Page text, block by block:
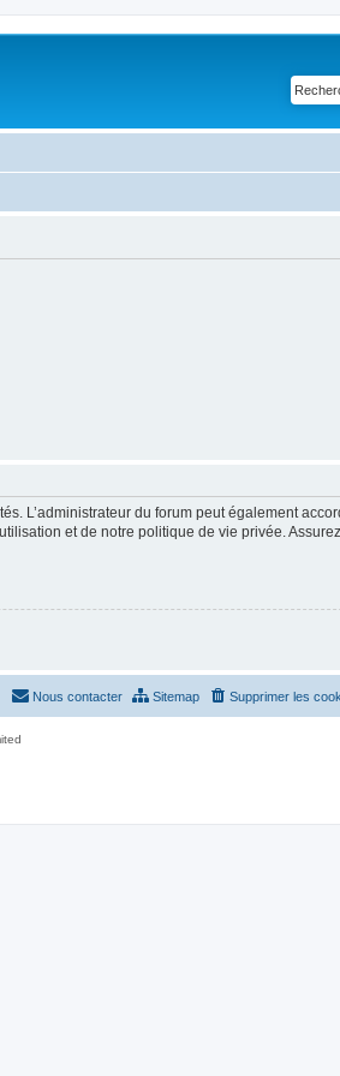
L’administrateur du forum peut également
et de notre politique de vie privée.
Supprimer les
Sitemap
Nous contacter